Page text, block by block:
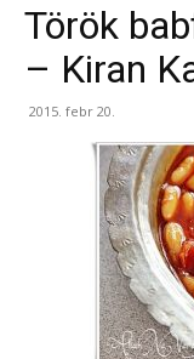
Török
– Kiran
2015. febr 20.